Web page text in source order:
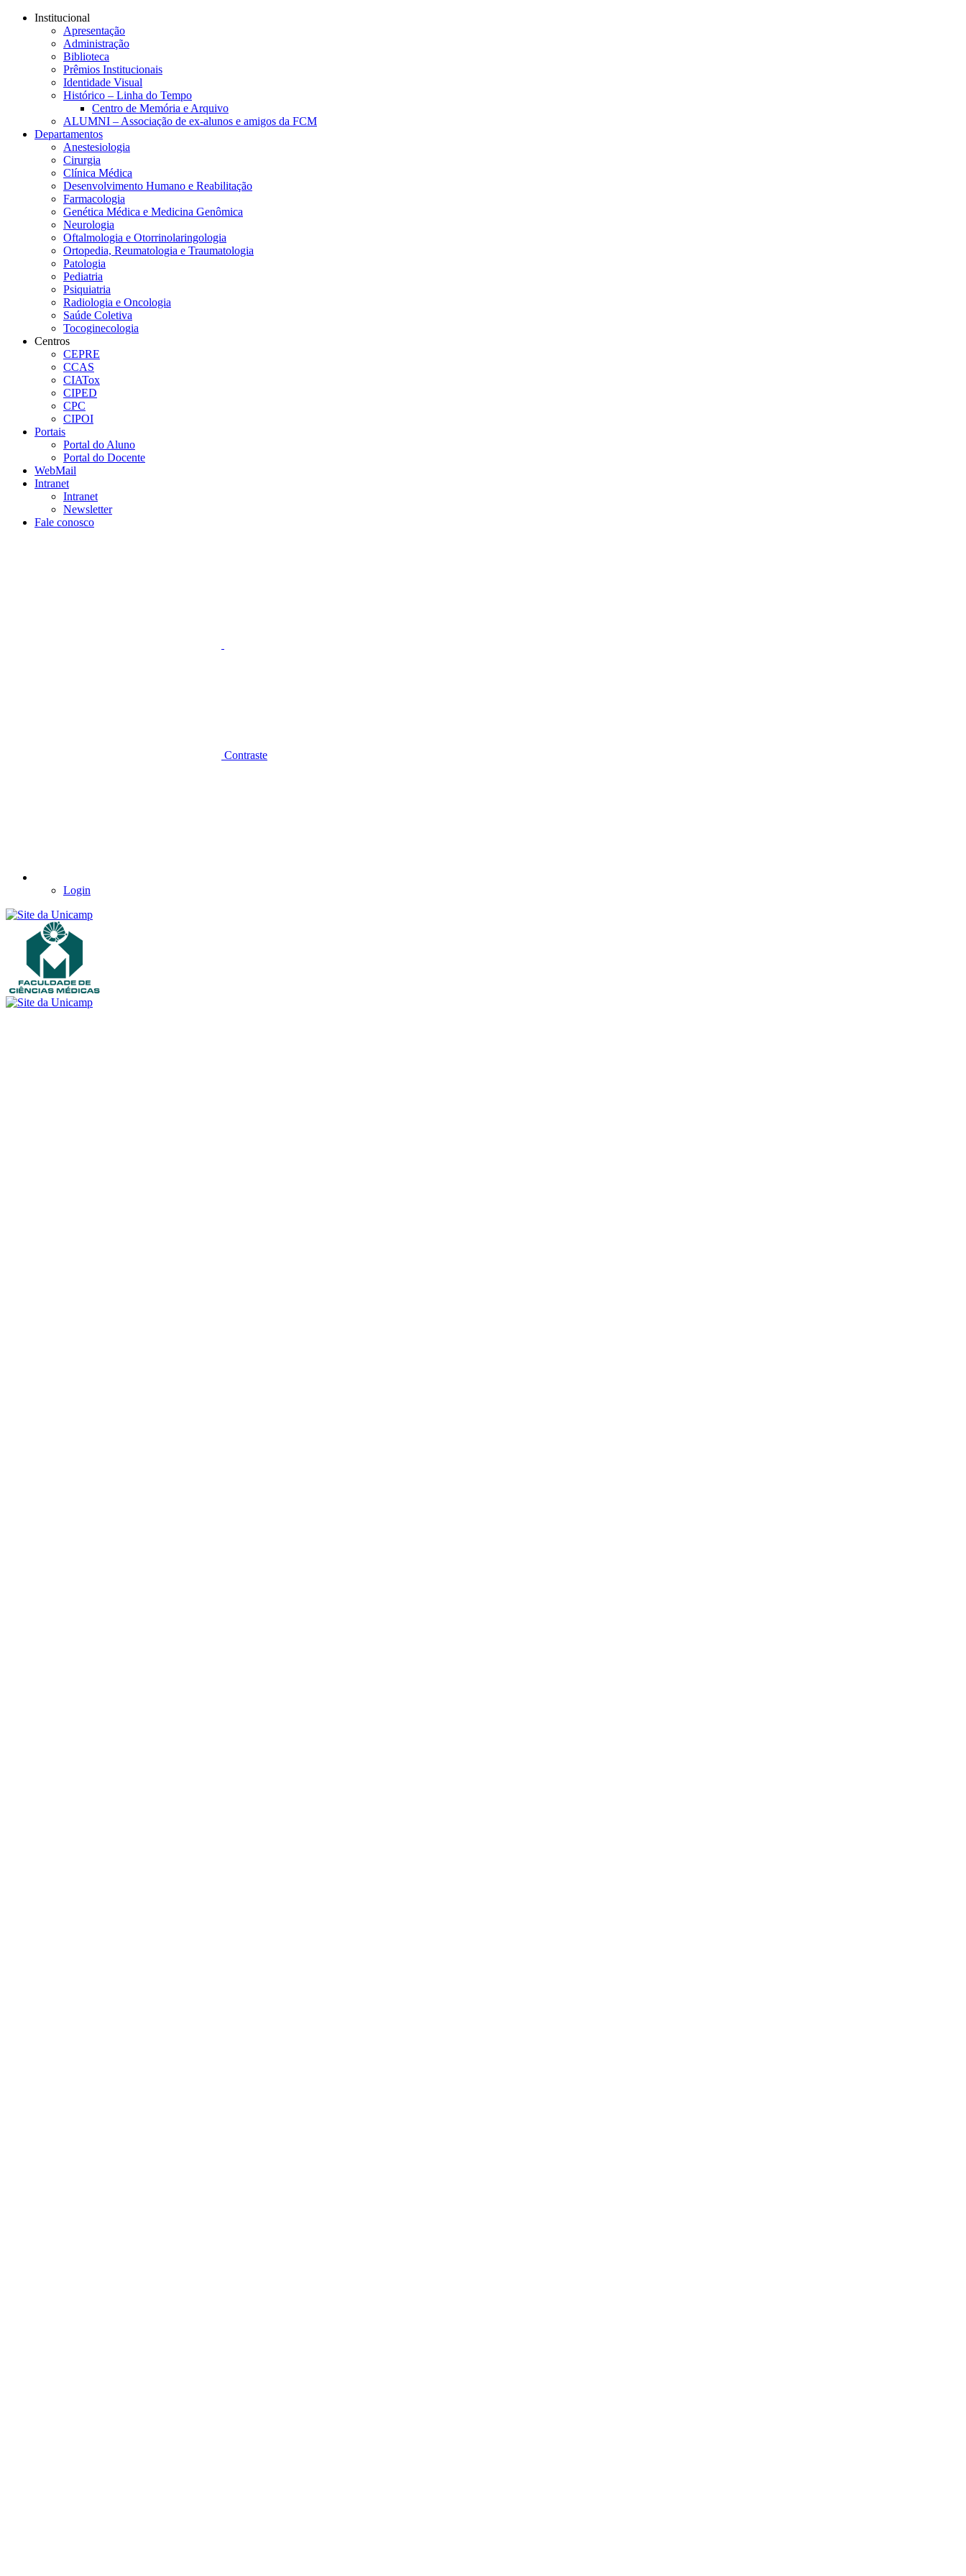
Conteúdo principal
Institucional
Apresentação
Administração
Biblioteca
Prêmios Institucionais
Identidade Visual
Histórico – Linha do Tempo
Centro de Memória e Arquivo
ALUMNI – Associação de ex-alunos e amigos da FCM
Departamentos
Anestesiologia
Cirurgia
Clínica Médica
Desenvolvimento Humano e Reabilitação
Farmacologia
Genética Médica e Medicina Genômica
Neurologia
Oftalmologia e Otorrinolaringologia
Ortopedia, Reumatologia e Traumatologia
Patologia
Pediatria
Psiquiatria
Radiologia e Oncologia
Saúde Coletiva
Tocoginecologia
Centros
CEPRE
CCAS
CIATox
CIPED
CPC
CIPOI
Portais
Portal do Aluno
Portal do Docente
WebMail
Intranet
Intranet
Newsletter
Fale conosco
Contraste
Login